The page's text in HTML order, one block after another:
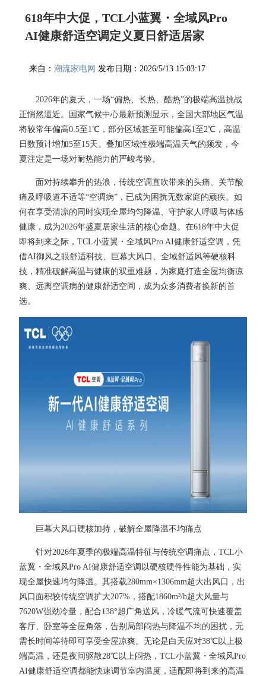
618年中大促，TCL小蓝翼・全域风Pro
AI健康舒适空调定义夏日舒适居家
来自：潮流家电网 发布日期：2026/5/13 15:03:17
2026年的夏天，一场“偏热、长热、酷热”的极端高温挑战
正悄然逼近。国家气候中心最新预测显示，全国大部地区气温
将较常年偏高0.5至1℃，部分区域甚至可能偏高1至2℃，高温
日数预计增加5至15天。叠加区域性极端高温天气的频发，今
夏注定是一场对耐热能力的严峻考验。
面对持续攀升的热浪，传统空调直吹带来的头痛、关节酸
痛及呼吸道不适等“空调病”，已成为困扰无数家庭的顽疾。如
何在享受清凉的同时实现全屋均匀降温、守护家人呼吸与体感
健康，成为2026年盛夏居家生活的核心命题。在618年中大促
即将到来之际，TCL小蓝翼・全域风Pro AI健康舒适空调，凭
借AI御风之眼舒适科技、巨幕大风口、全域舒适风等硬核科
技，精准破解高温与健康的双重难题，为家庭打造全屋均衡凉
爽、远离空调病的健康舒适空间，成为众多消费者换新的首
选。
巨幕大风口硬核加持，破解全屋降温不均痛点
针对2026年夏季的极端高温特征与传统空调痛点，TCL小
蓝翼・全域风Pro AI健康舒适空调以硬核硬件性能为基础，实
现全屋快速均匀降温。其搭载280mm×1306mm超大出风口，出
风口面积较传统空调扩大207%，搭配1860m³/h超大风量与
7620W强劲冷量，配合138°超广角送风，冷暖气流可快速覆盖
客厅、卧室等全屋角落，告别局部闷热与降温不均的困扰，无
需长时间等待即可享受全屋凉爽。无论是白天应对38℃以上极
端高温，还是夜间驱散28℃以上闷热，TCL小蓝翼・全域风Pro
AI健康舒适空调都能快速调节室内温度，适配即将到来的高温